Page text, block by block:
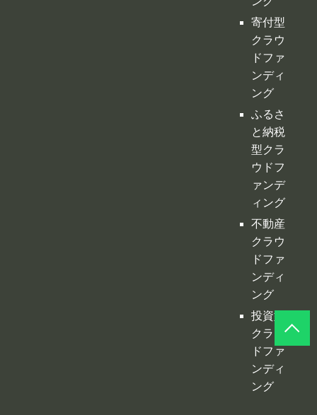
寄付型
クラウ
ドファ
ンディ
ング
ふるさ
と納税
型クラ
ウドフ
ァンデ
ィング
不動産
クラウ
ドファ
ンディ
ング
投資型
クラウ
ドファ
ンディ
ング